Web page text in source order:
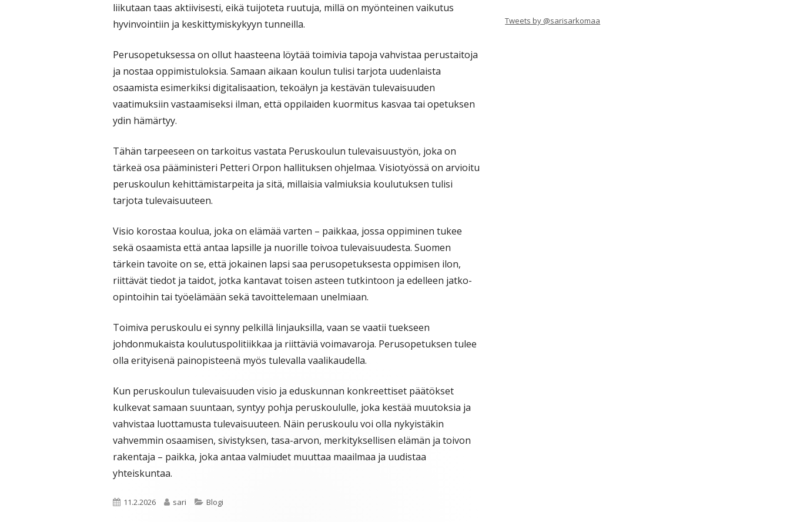
liikutaan taas aktiivisesti, eikä tuijoteta ruutuja, millä on myönteinen vaikutus
hyvinvointiin ja keskittymiskykyyn tunneilla.
Perusopetuksessa on ollut haasteena löytää toimivia tapoja vahvistaa perustaitoja
ja nostaa oppimistuloksia. Samaan aikaan koulun tulisi tarjota uudenlaista
osaamista esimerkiksi digitalisaation, tekoälyn ja kestävän tulevaisuuden
vaatimuksiin vastaamiseksi ilman, että oppilaiden kuormitus kasvaa tai opetuksen
ydin hämärtyy.
Tähän tarpeeseen on tarkoitus vastata Peruskoulun tulevaisuustyön, joka on
tärkeä osa pääministeri Petteri Orpon hallituksen ohjelmaa. Visiotyössä on arvioitu
peruskoulun kehittämistarpeita ja sitä, millaisia valmiuksia koulutuksen tulisi
tarjota tulevaisuuteen.
Visio korostaa koulua, joka on elämää varten – paikkaa, jossa oppiminen tukee
sekä osaamista että antaa lapsille ja nuorille toivoa tulevaisuudesta. Suomen
tärkein tavoite on se, että jokainen lapsi saa perusopetuksesta oppimisen ilon,
riittävät tiedot ja taidot, jotka kantavat toisen asteen tutkintoon ja edelleen jatko-
opintoihin tai työelämään sekä tavoittelemaan unelmiaan.
Toimiva peruskoulu ei synny pelkillä linjauksilla, vaan se vaatii tuekseen
johdonmukaista koulutuspolitiikkaa ja riittäviä voimavaroja. Perusopetuksen tulee
olla erityisenä painopisteenä myös tulevalla vaalikaudella.
Kun peruskoulun tulevaisuuden visio ja eduskunnan konkreettiset päätökset
kulkevat samaan suuntaan, syntyy pohja peruskoululle, joka kestää muutoksia ja
vahvistaa luottamusta tulevaisuuteen. Näin peruskoulu voi olla nykyistäkin
vahvemmin osaamisen, sivistyksen, tasa-arvon, merkityksellisen elämän ja toivon
rakentaja – paikka, joka antaa valmiudet muuttaa maailmaa ja uudistaa
yhteiskuntaa.
Julkaistu
11.2.2026 Kirjoittaja
sari Kategoriat
Blogi
Tweets by @sarisarkomaa